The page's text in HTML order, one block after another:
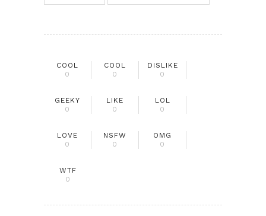
COOL
0
COOL
0
DISLIKE
0
GEEKY
0
LIKE
0
LOL
0
LOVE
0
NSFW
0
OMG
0
WTF
0